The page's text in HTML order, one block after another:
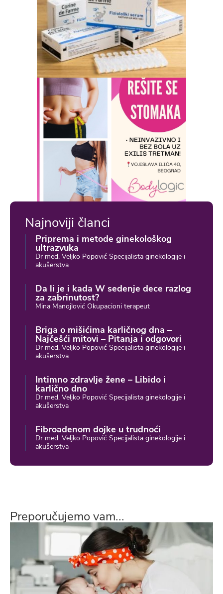
Najnoviji članci
Priprema i metode ginekološkog
ultrazvuka
Dr med. Veljko Popović Specijalista ginekologije i
akušerstva
Da li je i kada W sedenje dece razlog
za zabrinutost?
Mina Manojlović Okupacioni terapeut
Briga o mišićima karličnog dna –
Najčešći mitovi – Pitanja i odgovori
Dr med. Veljko Popović Specijalista ginekologije i
akušerstva
Intimno zdravlje žene – Libido i
karlično dno
Dr med. Veljko Popović Specijalista ginekologije i
akušerstva
Fibroadenom dojke u trudnoći
Dr med. Veljko Popović Specijalista ginekologije i
akušerstva
Preporučujemo vam...